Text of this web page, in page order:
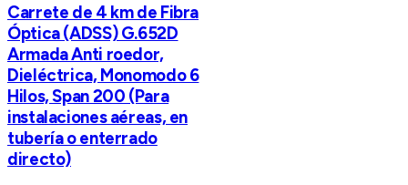
Carrete de 4 km de Fibra
Óptica (ADSS) G.652D
Armada Anti roedor,
Dieléctrica, Monomodo 6
Hilos, Span 200 (Para
instalaciones aéreas, en
tubería o enterrado
directo)